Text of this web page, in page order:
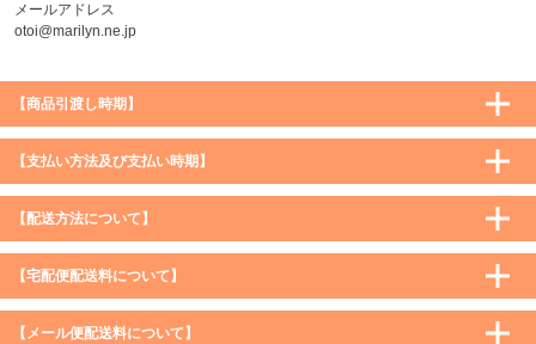
メールアドレス
otoi@marilyn.ne.jp
【商品引渡し時期】
【支払い方法及び支払い時期】
【配送方法について】
【宅配便配送料について】
購入価格 ／ 地域 通常 沖縄・離島など一部地域
【メール便配送料について】